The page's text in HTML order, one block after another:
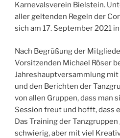
Karnevalsverein Bielstein.
aller geltenden Regeln der
sich am 17. September 2021
Nach Begrüßung der
Vorsitzenden Michael Röser
Jahreshauptversammlung
und den Berichten der
von allen Gruppen, dass man
Session freut und hofft, dass
Das Training der
schwierig, aber mit viel